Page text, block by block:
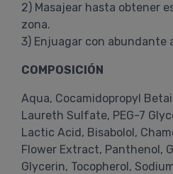
2) Masajear hasta obtener
zona.
3) Enjuagar con abundante
COMPOSICIÓN
Aqua, Cocamidopropyl
Laureth Sulfate, PEG-7
Lactic Acid, Bisabolol,
Flower Extract, Panthenol,
Glycerin, Tocopherol,